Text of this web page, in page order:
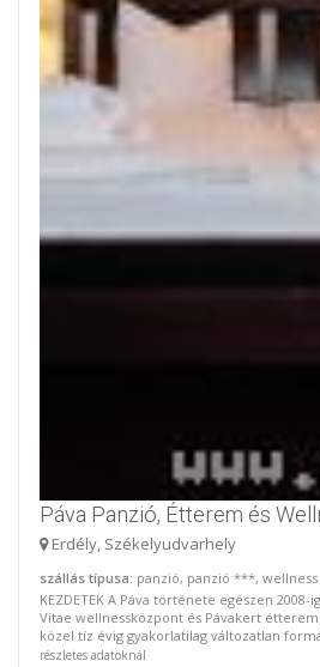
Páva Panzió, Étterem és
Erdély, Székelyudvarhely
szállás típusa: panzió, panzió ***, wellness
KEZDETEK A Páva története egészen
Vitae wellnessközpont és Pávakert
közel tíz évig gyakorlatilag változatlan
részletes adatoknál